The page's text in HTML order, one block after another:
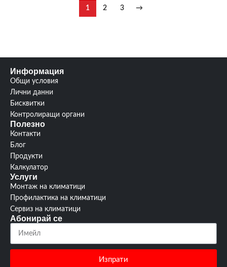
1 2 3 →
Информация
Общи условия
Лични данни
Бисквитки
Контролиращи органи
Полезно
Контакти
Блог
Продукти
Калкулатор
Услуги
Монтаж на климатици
Профилактика на климатици
Сервиз на климатици
Абонирай се
Изпрати